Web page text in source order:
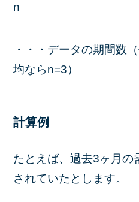
n
・・・データの期間数
均ならn=3）
計算例
たとえば、過去3ヶ月の
されていたとします。